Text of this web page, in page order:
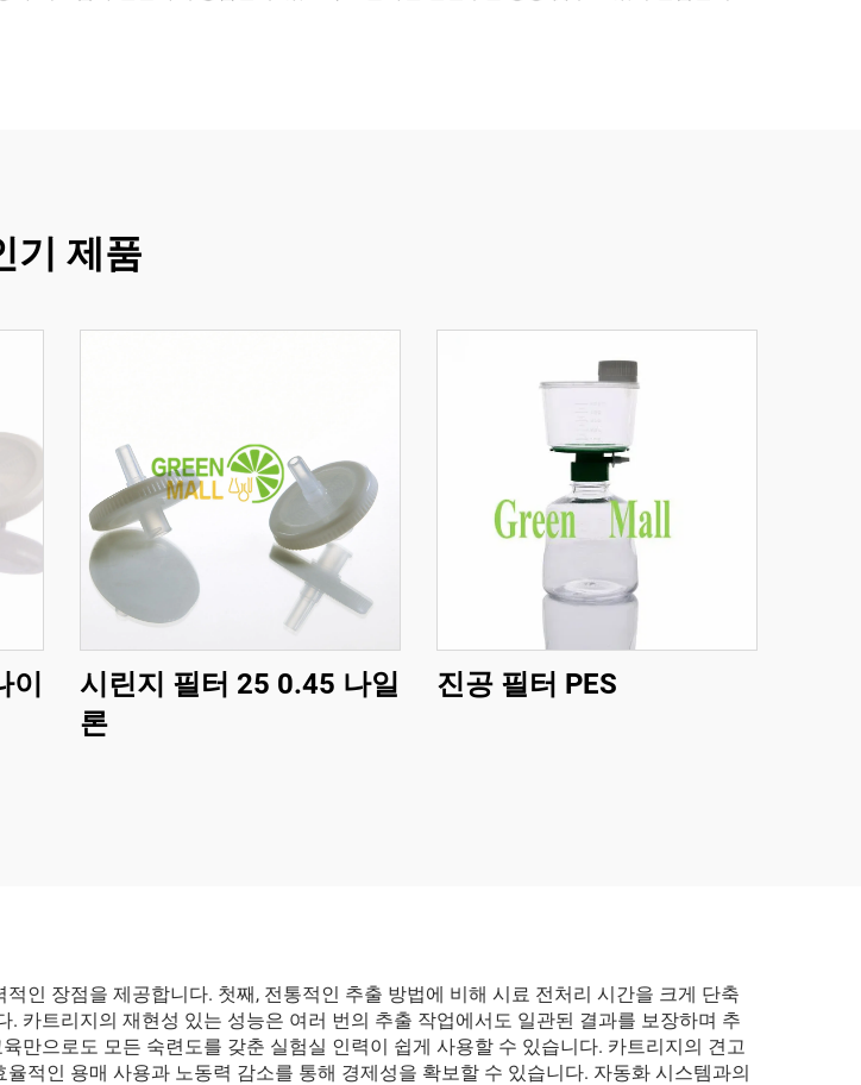
기 제품
시린지 필터 25 0.45 나일
론
진공 필터 PES
인 장점을 제공합니다. 첫째, 전통적인 추출 방법에 비해 시료 전처리 시간을 크게 단축
카트리지의 재현성 있는 성능은 여러 번의 추출 작업에서도 일관된 결과를 보장하며 추
만으로도 모든 숙련도를 갖춘 실험실 인력이 쉽게 사용할 수 있습니다. 카트리지의 견고
적인 용매 사용과 노동력 감소를 통해 경제성을 확보할 수 있습니다. 자동화 시스템과의